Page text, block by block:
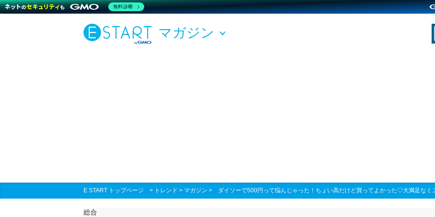
マガジン
E START トップページ > トレンド > マガジン > ダイソーで500円って悩んじゃった！ちょい高だけど買ってよかった♡大満足なミ
総合
無料診断